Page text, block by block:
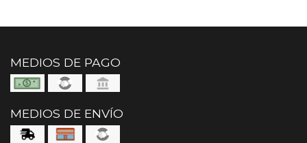
MEDIOS DE PAGO
MEDIOS DE ENVÍO